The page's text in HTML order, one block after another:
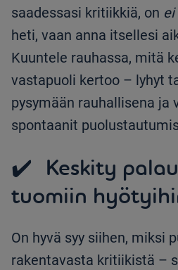
saadessasi kritiikkiä, on
heti, vaan anna itsellesi
Kuuntele rauhassa, mitä
vastapuoli kertoo – lyhyt
pysymään rauhallisena ja
spontaanit
✔️ Keskity
tuomiin
On hyvä syy siihen, miksi
rakentavasta kritiikistä –